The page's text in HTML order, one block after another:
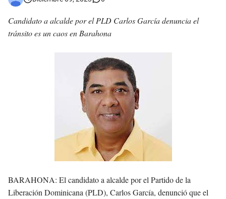
Candidato a alcalde por el PLD Carlos García denuncia el
tránsito es un caos en Barahona
BARAHONA: El candidato a alcalde por el Partido de la
Liberación Dominicana (PLD), Carlos García, denunció que el